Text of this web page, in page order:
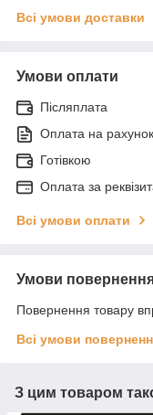
Всі умови доставки
Умови оплати
Післяплата
Оплата на рахунок
Готівкою
Оплата за
Всі умови оплати
Умови
Повернення товару
Всі умови
З цим товаром